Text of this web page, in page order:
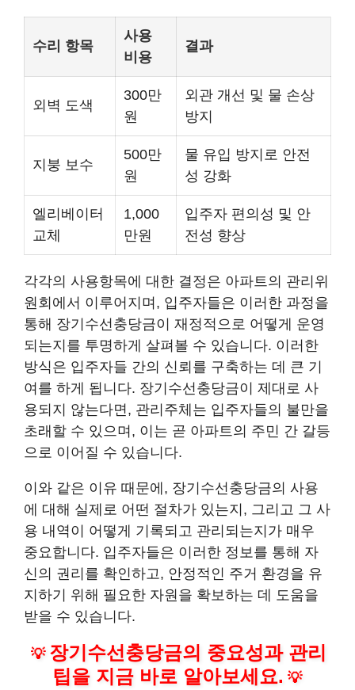
수리 항목
사용
비용
결과
외벽 도색
300만
원
외관 개선 및 물 손상
방지
지붕 보수
500만
원
물 유입 방지로 안전
성 강화
엘리베이터
교체
1,000
만원
입주자 편의성 및 안
전성 향상
각각의 사용항목에 대한 결정은 아파트의 관리위
원회에서 이루어지며, 입주자들은 이러한 과정을
통해 장기수선충당금이 재정적으로 어떻게 운영
되는지를 투명하게 살펴볼 수 있습니다. 이러한
방식은 입주자들 간의 신뢰를 구축하는 데 큰 기
여를 하게 됩니다. 장기수선충당금이 제대로 사
용되지 않는다면, 관리주체는 입주자들의 불만을
초래할 수 있으며, 이는 곧 아파트의 주민 간 갈등
으로 이어질 수 있습니다.
이와 같은 이유 때문에, 장기수선충당금의 사용
에 대해 실제로 어떤 절차가 있는지, 그리고 그 사
용 내역이 어떻게 기록되고 관리되는지가 매우
중요합니다. 입주자들은 이러한 정보를 통해 자
신의 권리를 확인하고, 안정적인 주거 환경을 유
지하기 위해 필요한 자원을 확보하는 데 도움을
받을 수 있습니다.
💡 장기수선충당금의 중요성과 관리
팁을 지금 바로 알아보세요. 💡